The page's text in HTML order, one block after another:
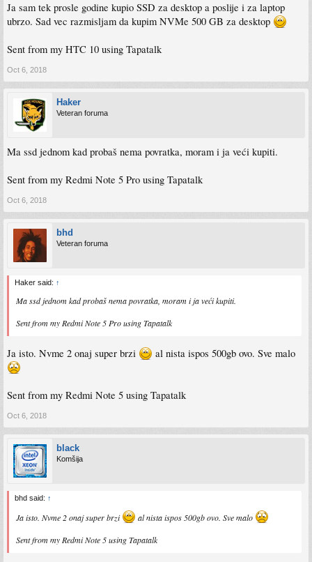
Ja sam tek prosle godine kupio SSD za desktop a poslije i za laptop
ubrzo. Sad vec razmisljam da kupim NVMe 500 GB za desktop
Sent from my HTC 10 using Tapatalk
Oct 6, 2018
Haker
Veteran foruma
Ma ssd jednom kad probaš nema povratka, moram i ja veći kupiti.
Sent from my Redmi Note 5 Pro using Tapatalk
Oct 6, 2018
bhd
Veteran foruma
Haker said: ↑
Ma ssd jednom kad probaš nema povratka, moram i ja veći kupiti.
Sent from my Redmi Note 5 Pro using Tapatalk
Ja isto. Nvme 2 onaj super brzi al nista ispos 500gb ovo. Sve malo
Sent from my Redmi Note 5 using Tapatalk
Oct 6, 2018
black
Komšija
bhd said: ↑
Ja isto. Nvme 2 onaj super brzi
al nista ispos 500gb ovo. Sve malo
Sent from my Redmi Note 5 using Tapatalk